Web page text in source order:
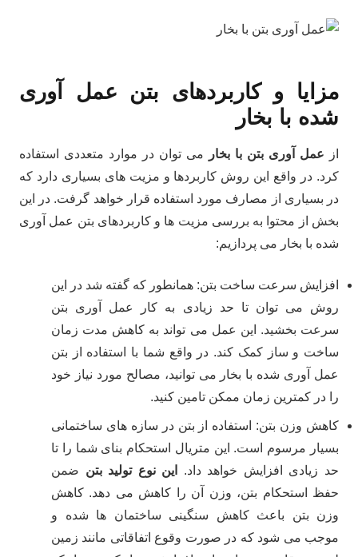
مزایا و کاربردهای بتن عمل آوری
شده با بخار
از عمل آوری بتن با بخار
می توان در موارد متعددی استفاده
کرد. در واقع این روش کاربردها و مزیت های بسیاری دارد که
در بسیاری از مصارف مورد استفاده قرار خواهد گرفت. در این
بخش از محتوا به بررسی مزیت ها و کاربردهای بتن عمل آوری
شده با بخار می پردازیم:
افزایش سرعت ساخت بتن: همانطور که گفته شد در این
روش می توان تا حد زیادی به کار عمل آوری بتن
سرعت بخشید. این عمل می تواند به کاهش مدت زمان
ساخت و ساز کمک کند. در واقع شما با استفاده از بتن
عمل آوری شده با بخار می توانید، مصالح مورد نیاز خود
را در کمترین زمان ممکن تامین کنید.
کاهش وزن بتن: استفاده از بتن در سازه های ساختمانی
بسیار مرسوم است. این متریال استحکام بنای شما را تا
حد زیادی افزایش خواهد داد.
این نوع تولید بتن ضمن
حفظ استحکام بتن، وزن آن را کاهش می دهد. کاهش
وزن بتن باعث کاهش سنگینی ساختمان ها شده و
موجب می شود که در صورت وقوع اتفاقاتی مانند زمین